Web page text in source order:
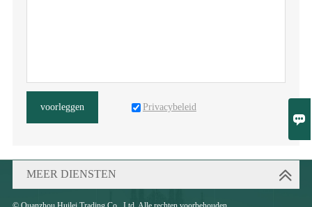

voorleggen Privacybeleid
MEER DIENSTEN